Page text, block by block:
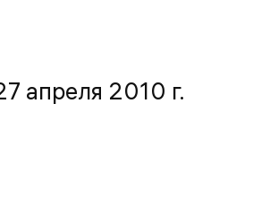
апреля 2010 г.